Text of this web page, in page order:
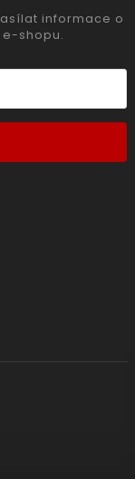
informace o
shopu.